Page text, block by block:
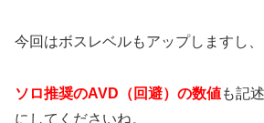
今回はボスレベルもアップしますし、
ソロ推奨のAVD（回避）の数値も記
にしてくださいね。